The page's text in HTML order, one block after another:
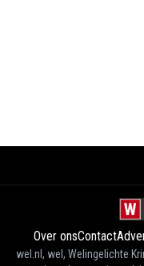
Over onsContact
wel.nl, wel, Welingelichte